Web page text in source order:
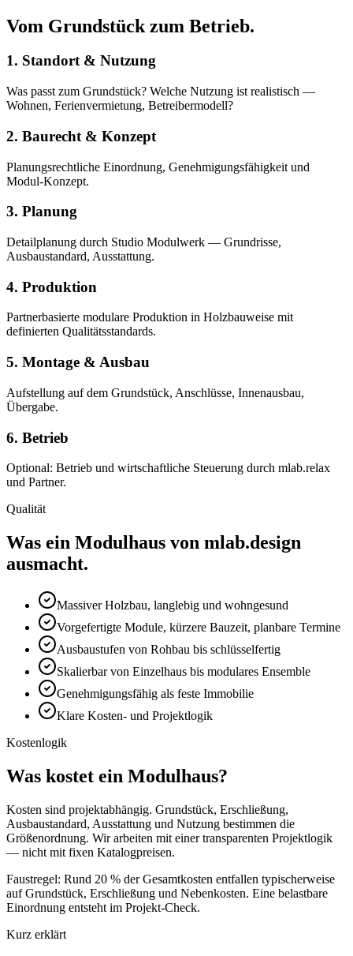
Vom Grundstück zum Betrieb.
1. Standort & Nutzung
Was passt zum Grundstück? Welche Nutzung ist realistisch —
Wohnen, Ferienvermietung, Betreibermodell?
2. Baurecht & Konzept
Planungsrechtliche Einordnung, Genehmigungsfähigkeit und
Modul-Konzept.
3. Planung
Detailplanung durch Studio Modulwerk — Grundrisse,
Ausbaustandard, Ausstattung.
4. Produktion
Partnerbasierte modulare Produktion in Holzbauweise mit
definierten Qualitätsstandards.
5. Montage & Ausbau
Aufstellung auf dem Grundstück, Anschlüsse, Innenausbau,
Übergabe.
6. Betrieb
Optional: Betrieb und wirtschaftliche Steuerung durch mlab.relax
und Partner.
Qualität
Was ein Modulhaus von mlab.design
ausmacht.
Massiver Holzbau, langlebig und wohngesund
Vorgefertigte Module, kürzere Bauzeit, planbare Termine
Ausbaustufen von Rohbau bis schlüsselfertig
Skalierbar von Einzelhaus bis modulares Ensemble
Genehmigungsfähig als feste Immobilie
Klare Kosten- und Projektlogik
Kostenlogik
Was kostet ein Modulhaus?
Kosten sind projektabhängig. Grundstück, Erschließung,
Ausbaustandard, Ausstattung und Nutzung bestimmen die
Größenordnung. Wir arbeiten mit einer transparenten Projektlogik
— nicht mit fixen Katalogpreisen.
Faustregel: Rund 20 % der Gesamtkosten entfallen typischerweise
auf Grundstück, Erschließung und Nebenkosten. Eine belastbare
Einordnung entsteht im Projekt-Check.
Kurz erklärt